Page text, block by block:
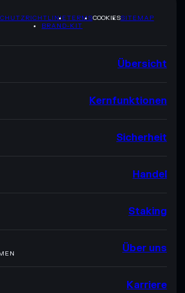
TERMSCOOKIESSITEMAP
BRAND-KIT
Übersicht
Kernfunktionen
Sicherheit
Handel
Staking
Über uns
Karriere